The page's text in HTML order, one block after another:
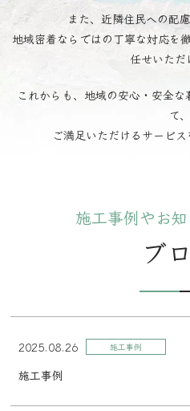
また、近隣住民への配
地域密着ならではの丁寧な対応を
任せいただ
これからも、地域の安心・安全
て、
ご満足いただけるサービス
施工事例やお
ブ
2025.08.26 施工事例
施工事例